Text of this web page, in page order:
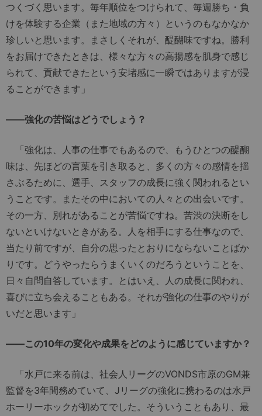
つくづく思います。毎年順位をつけられて、毎週勝ち・負
けを体験する企業（また地域の方々）というのもなかなか
珍しいと思います。まさしくそれが、醍醐味ですね。勝利
をお届けできたときは、様々な方々の高揚感を肌身で感じ
られて、貢献できたという安堵感に一瞬ではありますが浸
ることができます」
――強化の苦悩はどうでしょう？
「強化は、人事の仕事でもあるので、もうひとつの醍醐
味は、先ほどの言葉を引き取ると、多くの方々の感情を揺
さぶるために、選手、スタッフの成長に強く関われるとい
うことです。またその中においての人々との出会いです。
その一方、別れがあることが苦悩ですね。苦渋の決断をし
ないといけないときがある。人を相手にする仕事なので、
当たり前ですが、自分の思ったとおりにならないことばか
りです。どうやったらうまくいくのだろうということを、
日々自問自答しています。とはいえ、人の成長に関われ、
喜びに立ち会えることもある。それが強化の仕事のやりが
いだと思います」
――この10年の変化や成果をどのように感じていますか？
「水戸に来る前は、社会人リーグのVONDS市原のGM兼
監督を3年間務めていて、Jリーグの強化に携わるのは水戸
ホーリーホックが初めてでした。そういうこともあり、最